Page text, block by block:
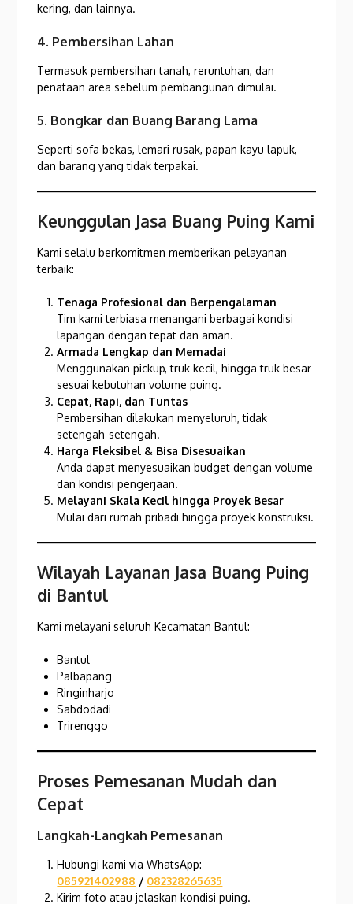
kering, dan lainnya.
4. Pembersihan Lahan
Termasuk pembersihan tanah, reruntuhan, dan
penataan area sebelum pembangunan dimulai.
5. Bongkar dan Buang Barang Lama
Seperti sofa bekas, lemari rusak, papan kayu lapuk,
dan barang yang tidak terpakai.
Keunggulan Jasa Buang Puing Kami
Kami selalu berkomitmen memberikan pelayanan
terbaik:
Tenaga Profesional dan Berpengalaman
Tim kami terbiasa menangani berbagai kondisi
lapangan dengan tepat dan aman.
Armada Lengkap dan Memadai
Menggunakan pickup, truk kecil, hingga truk besar
sesuai kebutuhan volume puing.
Cepat, Rapi, dan Tuntas
Pembersihan dilakukan menyeluruh, tidak
setengah-setengah.
Harga Fleksibel & Bisa Disesuaikan
Anda dapat menyesuaikan budget dengan volume
dan kondisi pengerjaan.
Melayani Skala Kecil hingga Proyek Besar
Mulai dari rumah pribadi hingga proyek konstruksi.
Wilayah Layanan Jasa Buang Puing
di Bantul
Kami melayani seluruh Kecamatan Bantul:
Bantul
Palbapang
Ringinharjo
Sabdodadi
Trirenggo
Proses Pemesanan Mudah dan
Cepat
Langkah-Langkah Pemesanan
Hubungi kami via WhatsApp:
085921402988 / 082328265635
Kirim foto atau jelaskan kondisi puing.